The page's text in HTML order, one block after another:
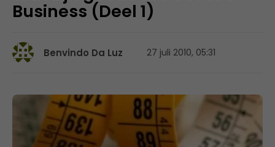
Business (Deel 1)
Benvindo Da Luz 27 juli 2010, 05:31